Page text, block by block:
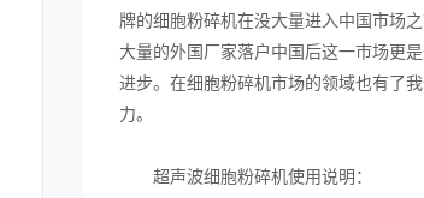
牌的细胞粉碎机在没大量进入中国市场
大量的外国厂家落户中国后这一市场更
进步。在细胞粉碎机市场的领域也有了
力。
超声波细胞粉碎机使用说明：